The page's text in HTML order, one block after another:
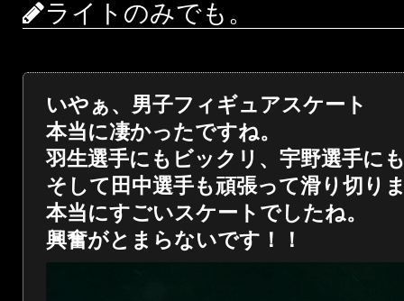
ライトのみでも。
いやぁ、男子フィギュアスケート
本当に凄かったですね。
羽生選手にもビックリ、宇野選手に
そして田中選手も頑張って滑り切り
本当にすごいスケートでしたね。
興奮がとまらないです！！